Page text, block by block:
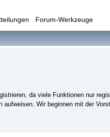
Forum-Werkzeuge
da viele Funktionen nur
Wir beginnen mit der